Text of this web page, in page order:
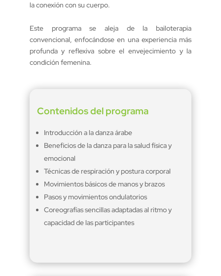
la conexión con su cuerpo.
Este programa se aleja de la bailoterapia
convencional, enfocándose en una experiencia más
profunda y reflexiva sobre el envejecimiento y la
condición femenina.
Contenidos del programa
Introducción a la danza árabe
Beneficios de la danza para la salud física y
emocional
Técnicas de respiración y postura corporal
Movimientos básicos de manos y brazos
Pasos y movimientos ondulatorios
Coreografías sencillas adaptadas al ritmo y
capacidad de las participantes